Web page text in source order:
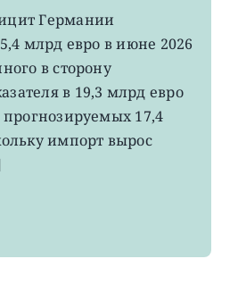
EWG:
немецкий
экспорт
вырос
4-
летнего
Германии
млрд евро в июне 2026
в сторону
в 19,3 млрд евро
17,4
импорт вырос